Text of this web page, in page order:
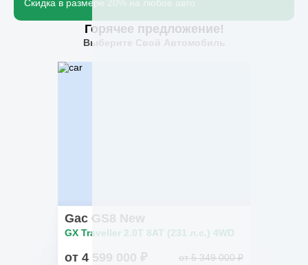
Скидка в размере 20% на любое авто.
Горячее предложение!
Выберите Свой Автомобиль
Gac GS8 New
GX Traveller 2.0T 8AT (231 л.с.) 4WD
от 4 599 000 ₽ от 5 349 000 ₽